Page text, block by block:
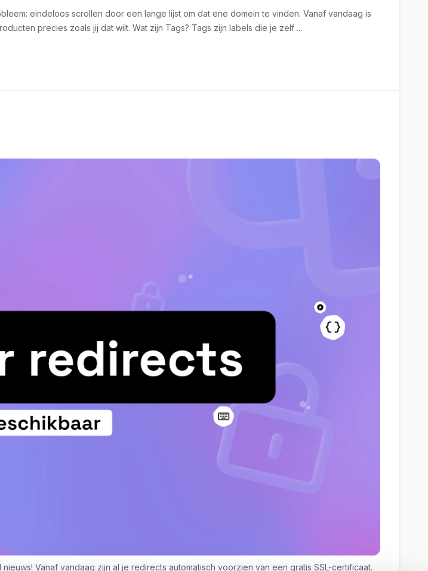
eindeloos scrollen door een lange lijst om dat ene domein te vinden. Vanaf vandaag is
precies zoals jij dat wilt. Wat zijn Tags? Tags zijn labels die je zelf ...
Vanaf vandaag zijn al je redirects automatisch voorzien van een gratis SSL-certificaat.